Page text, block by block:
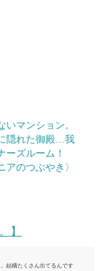
いマンション。
隠れた御殿…我
ーズルーム！
アのつぶやき〉
】
結構たくさん出てるんです